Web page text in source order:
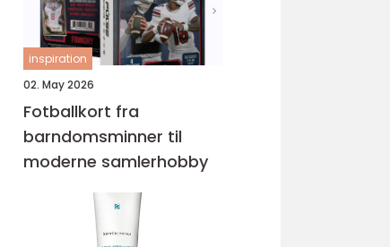
inspiration
02. May 2026
Fotballkort fra
barndomsminner til
moderne samlerhobby